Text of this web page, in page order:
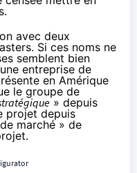
avec deux
Si ces noms ne
semblent bien
entreprise de
en Amérique
le groupe de
» depuis
projet depuis
marché » de